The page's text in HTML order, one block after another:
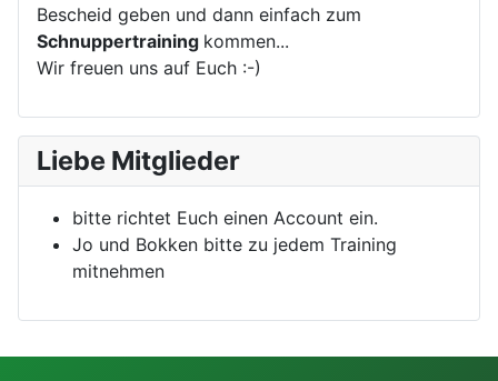
Bescheid geben und dann einfach zum
Schnuppertraining kommen...
Wir freuen uns auf Euch :-)
Liebe Mitglieder
bitte richtet Euch einen Account ein.
Jo und Bokken bitte zu jedem Training
mitnehmen